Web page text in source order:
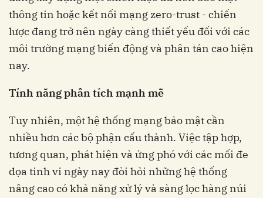
thông tin hoặc kết nối mạng zero-trust - chiến
lược đang trở nên ngày càng thiết yếu đối với các
môi trường mạng biến động và phân tán cao hiện
nay.
Tính năng phân tích mạnh mẽ
Tuy nhiên, một hệ thống mạng bảo mật cần
nhiều hơn các bộ phận cấu thành. Việc tập hợp,
tương quan, phát hiện và ứng phó với các mối đe
dọa tinh vi ngày nay đòi hỏi những hệ thống
nâng cao có khả năng xử lý và sàng lọc hàng núi